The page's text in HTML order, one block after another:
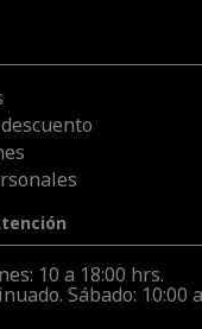
10 a 18:00 hrs.
Sábado: 10:00